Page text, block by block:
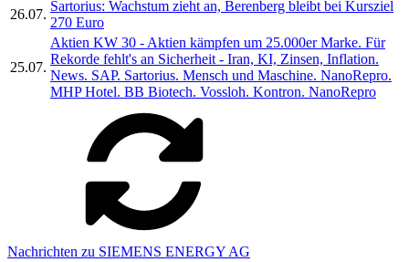
26.07.
Sartorius: Wachstum zieht an, Berenberg bleibt bei Kursziel
270 Euro
25.07.
Aktien KW 30 - Aktien kämpfen um 25.000er Marke. Für
Rekorde fehlt's an Sicherheit - Iran, KI, Zinsen, Inflation.
News. SAP. Sartorius. Mensch und Maschine. NanoRepro.
MHP Hotel. BB Biotech. Vossloh. Kontron. NanoRepro
Nachrichten zu SIEMENS ENERGY AG